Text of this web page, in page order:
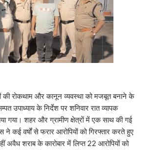
की रोकथाम और कानून व्यवस्था को मजबूत बनाने के
उपाध्याय के निर्देश पर शनिवार रात व्यापक
गया। शहर और ग्रामीण क्षेत्रों में एक साथ की गई
ने कई वर्षों से फरार आरोपियों को गिरफ्तार करते हुए
अवैध शराब के कारोबार में लिप्त 22 आरोपियों को